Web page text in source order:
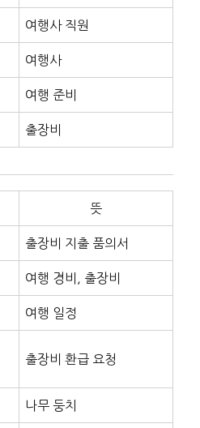
여행사 직원
여행사
여행 준비
출장비
뜻
출장비 지출 품의서
여행 경비, 출장비
여행 일정
출장비 환급 요청
나무 둥치